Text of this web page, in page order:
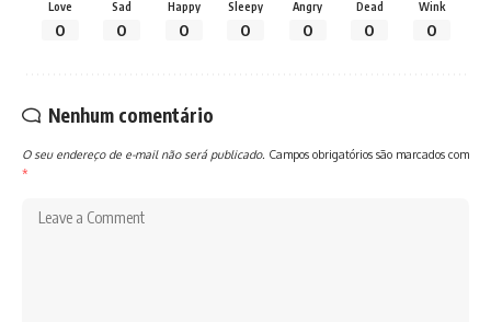
Love
0
Sad
0
Happy
0
Sleepy
0
Angry
0
Dead
0
Wink
0
Nenhum comentário
O seu endereço de e-mail não será publicado. Campos obrigatórios são marcados com
*